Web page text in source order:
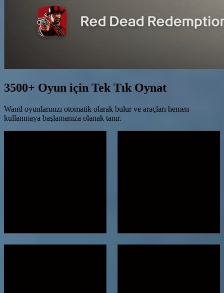
3500+ Oyun için Tek Tık Oynat
Wand oyunlarınızı otomatik olarak bulur ve araçları hemen
kullanmaya başlamanıza olanak tanır.